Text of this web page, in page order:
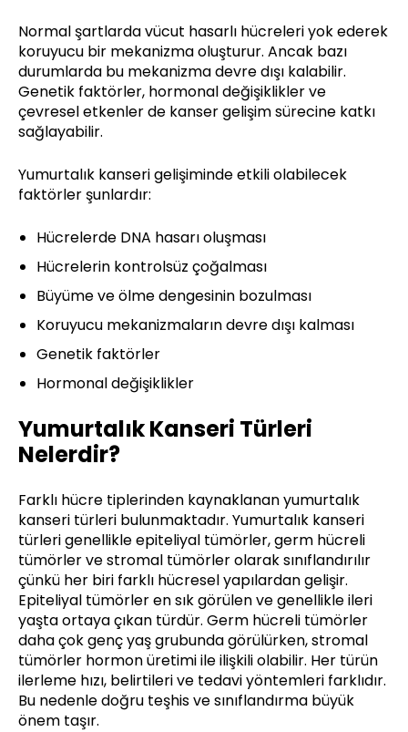
Normal şartlarda vücut hasarlı hücreleri yok ederek
koruyucu bir mekanizma oluşturur. Ancak bazı
durumlarda bu mekanizma devre dışı kalabilir.
Genetik faktörler, hormonal değişiklikler ve
çevresel etkenler de kanser gelişim sürecine katkı
sağlayabilir.
Yumurtalık kanseri gelişiminde etkili olabilecek
faktörler şunlardır:
Hücrelerde DNA hasarı oluşması
Hücrelerin kontrolsüz çoğalması
Büyüme ve ölme dengesinin bozulması
Koruyucu mekanizmaların devre dışı kalması
Genetik faktörler
Hormonal değişiklikler
Yumurtalık Kanseri Türleri
Nelerdir?
Farklı hücre tiplerinden kaynaklanan yumurtalık
kanseri türleri bulunmaktadır. Yumurtalık kanseri
türleri genellikle epiteliyal tümörler, germ hücreli
tümörler ve stromal tümörler olarak sınıflandırılır
çünkü her biri farklı hücresel yapılardan gelişir.
Epiteliyal tümörler en sık görülen ve genellikle ileri
yaşta ortaya çıkan türdür. Germ hücreli tümörler
daha çok genç yaş grubunda görülürken, stromal
tümörler hormon üretimi ile ilişkili olabilir. Her türün
ilerleme hızı, belirtileri ve tedavi yöntemleri farklıdır.
Bu nedenle doğru teşhis ve sınıflandırma büyük
önem taşır.